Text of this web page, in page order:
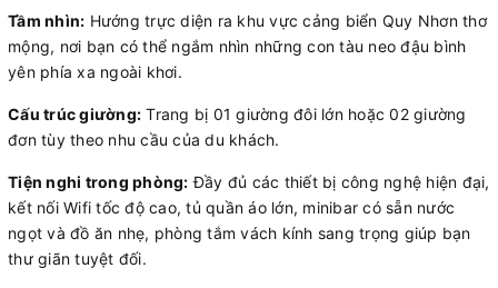
Tầm nhìn: Hướng trực diện ra khu vực cảng biển Quy Nhơn thơ
mộng, nơi bạn có thể ngắm nhìn những con tàu neo đậu bình
yên phía xa ngoài khơi.
Cấu trúc giường: Trang bị 01 giường đôi lớn hoặc 02 giường
đơn tùy theo nhu cầu của du khách.
Tiện nghi trong phòng: Đầy đủ các thiết bị công nghệ hiện đại,
kết nối Wifi tốc độ cao, tủ quần áo lớn, minibar có sẵn nước
ngọt và đồ ăn nhẹ, phòng tắm vách kính sang trọng giúp bạn
thư giãn tuyệt đối.